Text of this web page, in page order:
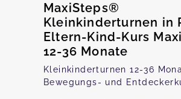
MaxiSteps®
Kleinkinderturnen in
Eltern-Kind-Kurs
12-36 Monate
Kleinkinderturnen 12-36
Bewegungs- und